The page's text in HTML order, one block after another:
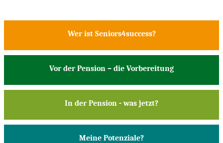
Wer ist Seniors4success?
Vor der Pension – die Vorbereitung
In der Pension - was jetzt?
Meine Potenziale?